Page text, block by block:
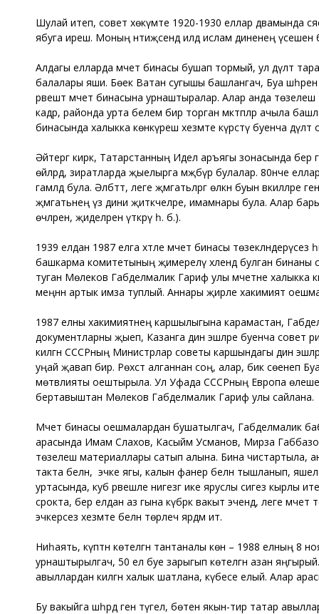
Шулай итеп, совет хөкүмәте 1920-1930 еллар дәвамында
ябуга ирешә. Моның нәтиҗәсендә илдә ислам диненең
Алдагы елларда мәчет бинасы бушап тормый, ул дәүләт
балалары яши. Бөек Ватан сугышы башлангач, Буа
рәвештә мәчет бинасына урнаштыралар. Алар анда
кадәр, районда урта белем бирә торган мәктәпләр ачыла
бинасында халыкка көнкүреш хезмәте күрсәтү буенча дәүләт
Әйтергә кирәк, Татарстанның Идел аръягы зонасында бер
өйләрдә, зиратларда җыелырга мәҗбүр булалар. 80нче
гамәлдә була. Әлбәттә, әлеге җәмәгатьләргә өлкән буын
җәмәгатьнең үз дини җитәкчеләре, имамнары була. Алар
өчләрен, җиделәрен үткәрү һ. б.).
1939 елдан 1987 елга хәтле мәчет бинасы
башкарма комитетының җимерелү хәлендә булган бинаны
туган Мөлеков Габделмалик Гариф улы мәчетне халыкка
меңнән артык имза туплый. Аннары җирле хакимият
1987 елны хакимиятнең каршылыгына карамастан,
документларны җыеп, Казанга дин эшләре буенча совет
килгән СССРның Министрлар советы каршындагы дин
уңай җавап бирә. Рөхсәт алганнан соң, алар, бик сөенеп
мөтәвәлияты оештырыла. Ул Уфада СССРның Европа өлеше
бертавыштан Мөлеков Габделмалик Гариф улы сайлана.
Мәчет бинасы оешмалардан бушатылгач, Габделмалик
арасында Имам Сәлахов, Касыйм Усманов, Мирза
төзелеш материаллары сатып алына. Бина чистартыла,
такта белән, ә эчке ягы, калын фанер белән тышланып, яшел
уртасында, куб рәвешле нигезгә ике яруслы сигез кырлы
срокта, бер елдан аз гына күбрәк вакыт эчендә, әлеге
эчкерсез хезмәте белән төрлечә ярдәм итә.
Ниһаять, күптән көтелгән тантаналы көн – 1988 елның 8
урнаштырылгач, 50 ел буе зарыгып көтелгән азан
авыллардан килгән халык шатлана, күбесе елый. Алар
Бу вакыйга шәһәрдә генә түгел, бөтен якын-тирә татар